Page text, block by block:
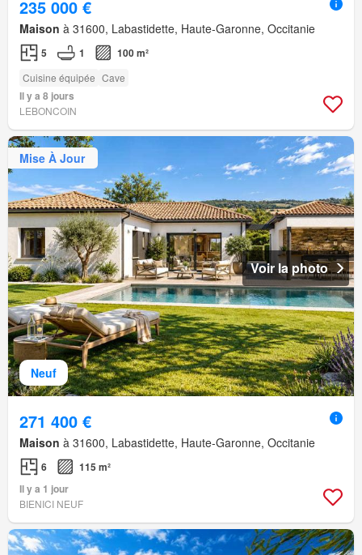
235 000 €
Maison à 31600, Labastidette, Haute-Garonne, Occitanie
5 1 100 m²
Cuisine équipée Cave
Il y a 8 jours
LEBONCOIN
Neuf
Mise À Jour
Voir la photo
271 400 €
Maison à 31600, Labastidette, Haute-Garonne, Occitanie
6
115 m²
Il y a 1 jour
BIENICI NEUF